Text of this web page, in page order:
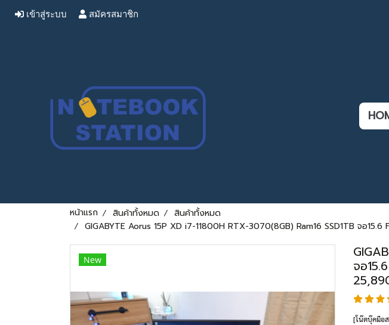
เข้าสู่ระบบ สมัครสมาชิก
หน้าแรก สินค้าทั้งหมด
สินค้าทั้งหมด
GIGABYTE Aorus 15P XD i7-11800H RTX-3070(8GB) Ram16 SSD1TB จอ
New
จอ
[โน๊ตบุ๊คมือส